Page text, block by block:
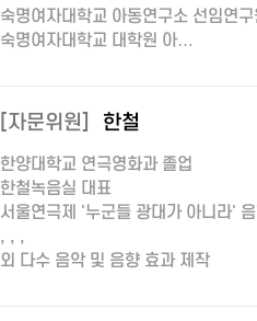
숙명여자대학교 아동연구소 선임연구
숙명여자대학교 대학원 아…
[자문위원] 한철
한양대학교 연극영화과 졸업
한철녹음실 대표
서울연극제 '누군들 광대가 아니라'
, , ,
외 다수 음악 및 음향 효과 제작